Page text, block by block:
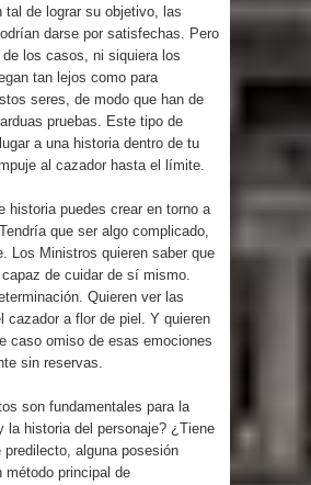
tal de lograr su objetivo, las
darse por satisfechas. Pero
los casos, ni siquiera los
tan lejos como para
seres, de modo que han de
pruebas. Este tipo de
a una historia dentro de tu
al cazador hasta el límite.
historia puedes crear en torno a
que ser algo complicado,
Los Ministros quieren saber que
de cuidar de sí mismo.
Quieren ver las
cazador a flor de piel. Y quieren
caso omiso de esas emociones
sin reservas.
son fundamentales para la
la historia del personaje? ¿Tiene
predilecto, alguna posesión
método principal de